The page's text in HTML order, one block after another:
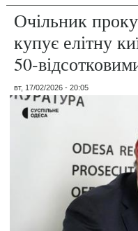
Очільник
купує елітну
50-
вт, 17/02/2026 - 20:05